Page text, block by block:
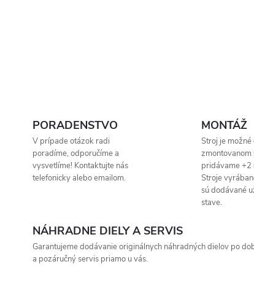
PORADENSTVO
V prípade otázok radi
poradíme, odporučíme a
vysvetlíme! Kontaktujte nás
telefonicky alebo emailom.
MONTÁŽ
Stroj je
zmontovanom
pridávame +2
Stroje
sú dodávané
stave.
NÁHRADNE DIELY A SERVIS
Garantujeme dodávanie originálnych náhradných dielov po
a pozáručný servis priamo u vás.